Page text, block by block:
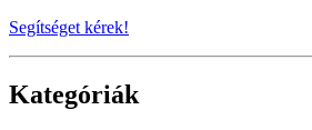
Segítséget kérek!
Kategóriák